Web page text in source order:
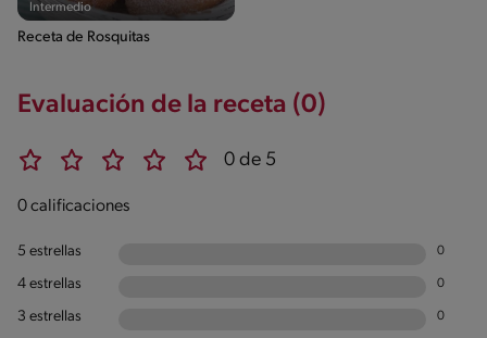
Intermedio
Receta de Rosquitas
Evaluación de la receta (0)
0 de 5
0 calificaciones
5 estrellas 0
4 estrellas 0
3 estrellas 0